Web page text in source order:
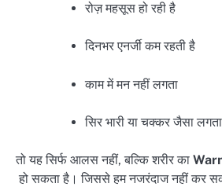
रोज़ महसूस हो रही है
दिनभर एनर्जी कम रहती है
काम में मन नहीं लगता
सिर भारी या चक्कर जैसा
तो यह सिर्फ आलस नहीं, बल्कि शरीर का
हो सकता है। जिससे हम नजरंदाज नहीं कर